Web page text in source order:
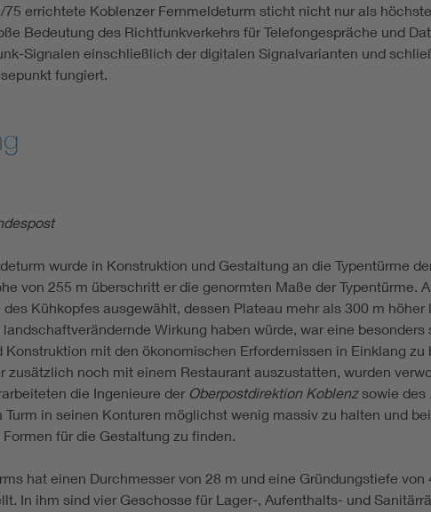
75 errichtete Koblenzer Fernmeldeturm sticht nicht nur als
Bedeutung des Richtfunkverkehrs für Telefongespräche und
Signalen einschließlich der digitalen Signalvarianten und
fungiert.
wurde in Konstruktion und Gestaltung an die Typentürme
von 255 m überschritt er die genormten Maße der Typentürme.
Kühkopfes ausgewählt, dessen Plateau mehr als 300 m
landschaftverändernde Wirkung haben würde, war eine
Konstruktion mit den ökonomischen Erfordernissen in Einklang
zusätzlich noch mit einem Restaurant auszustatten, wurden
die Ingenieure der Oberpostdirektion Koblenzsowie des
Turm in seinen Konturen möglichst wenig massiv zu halten und
für die Gestaltung zu finden.
hat einen Durchmesser von 28 m und eine Gründungstiefe
In ihm sind vier Geschosse für Lager-, Aufenthalts- und